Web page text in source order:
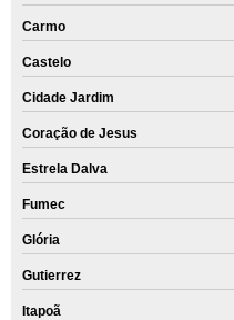
Carmo
Castelo
Cidade Jardim
Coração de Jesus
Estrela Dalva
Fumec
Glória
Gutierrez
Itapoã